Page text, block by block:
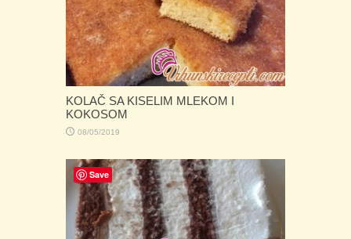
KOLAČ SA KISELIM MLEKOM I
KOKOSOM
08/05/2019
Save